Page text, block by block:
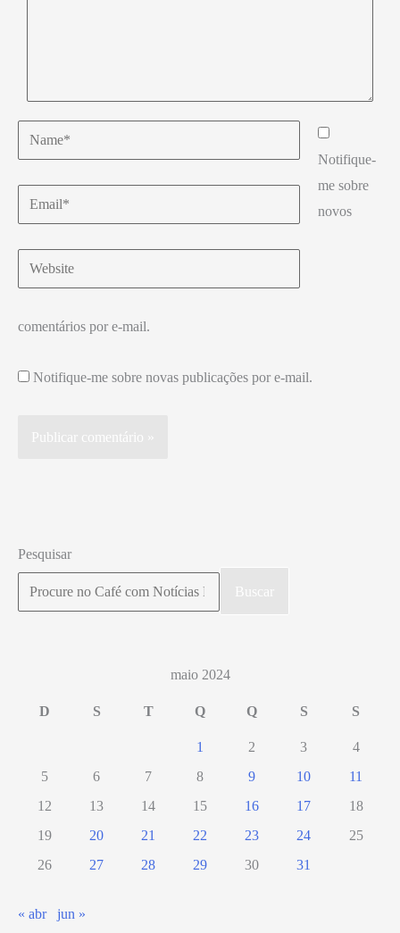
Name*
Email*
Website
Notifique-
me sobre
novos
comentários por e-mail.
Notifique-me sobre novas publicações por e-mail.
Pesquisar
Buscar
maio 2024
D S T Q Q S S
1 2 3
4
5
6 7 8 9 10
11
12
13 14 15 16 17
18
19
20 21 22 23 24
25
26
27 28 29 30 31
« abr jun »